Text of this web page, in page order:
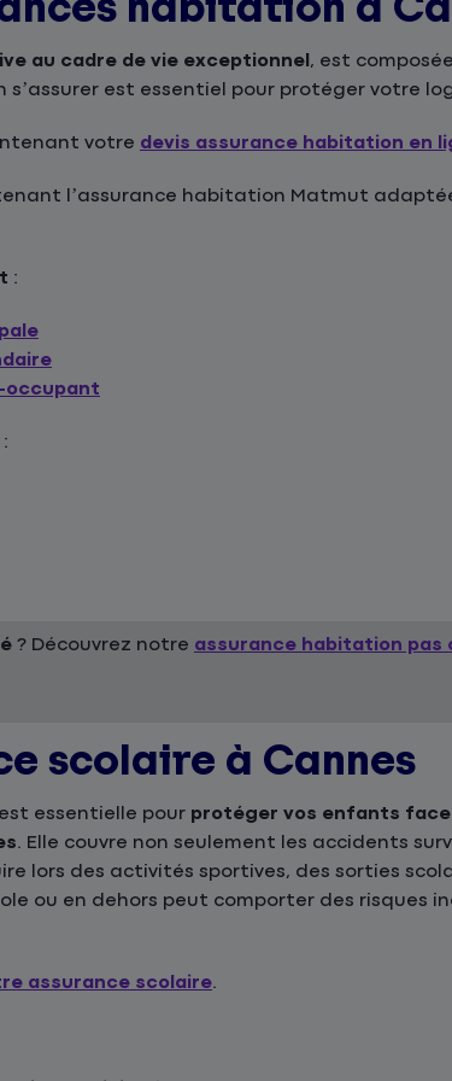
au cadre de vie exceptionnel , est
est essentiel pour protéger votre
votre devis assurance habitation en
l’assurance habitation Matmut
:
occupant
:
? Découvrez notre assurance habitation pas
scolaire à Cannes
essentielle pour protéger vos enfants face
. Elle couvre non seulement les accidents
lors des activités sportives, des sorties
ou en dehors peut comporter des risques
assurance scolaire.